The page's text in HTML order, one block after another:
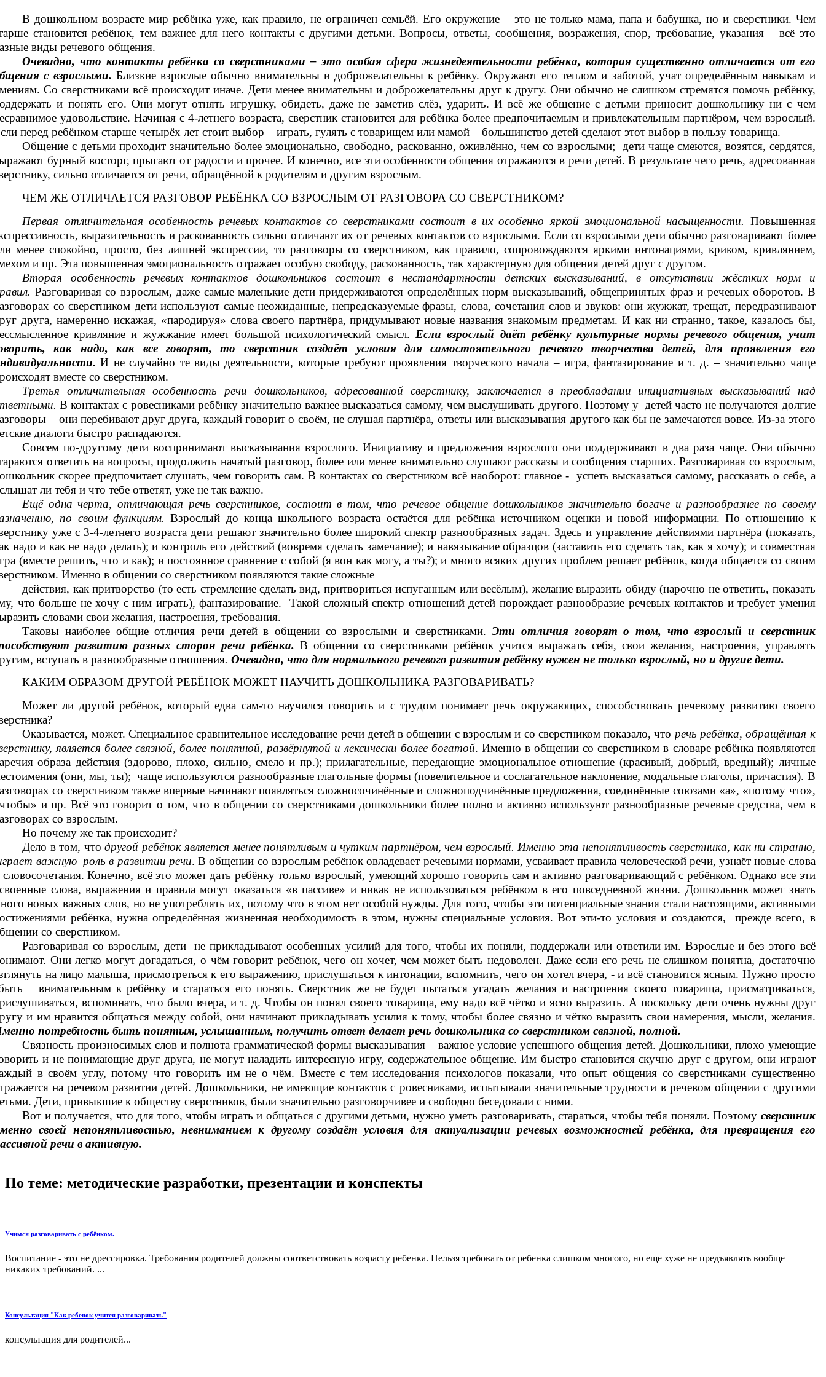
В дошкольном возрасте мир ребёнка уже, как правило, не ограничен семьёй. Его окружение – это не только мама, папа и бабушка, но и сверстники. Чем
становится ребёнок, тем важнее для него контакты с другими детьми. Вопросы, ответы, сообщения, возражения, спор, требование, указания – всё это
виды речевого общения.
Очевидно, что контакты ребёнка со сверстниками – это особая сфера жизнедеятельности ребёнка, которая существенно отличается от его
с взрослыми. Близкие взрослые обычно внимательны и доброжелательны к ребёнку. Окружают его теплом и заботой, учат определённым навыкам и
Со сверстниками всё происходит иначе. Дети менее внимательны и доброжелательны друг к другу. Они обычно не слишком стремятся помочь ребёнку,
и понять его. Они могут отнять игрушку, обидеть, даже не заметив слёз, ударить. И всё же общение с детьми приносит дошкольнику ни с чем
удовольствие. Начиная с 4-летнего возраста, сверстник становится для ребёнка более предпочитаемым и привлекательным партнёром, чем взрослый.
перед ребёнком старше четырёх лет стоит выбор – играть, гулять с товарищем или мамой – большинство детей сделают этот выбор в пользу товарища.
Общение с детьми проходит значительно более эмоционально, свободно, раскованно, оживлённо, чем со взрослыми; дети чаще смеются, возятся, сердятся,
бурный восторг, прыгают от радости и прочее. И конечно, все эти особенности общения отражаются в речи детей. В результате чего речь, адресованная
сильно отличается от речи, обращённой к родителям и другим взрослым.
ЧЕМ ЖЕ ОТЛИЧАЕТСЯ РАЗГОВОР РЕБЁНКА СО ВЗРОСЛЫМ ОТ РАЗГОВОРА СО СВЕРСТНИКОМ?
Первая отличительная особенность речевых контактов со сверстниками состоит в их особенно яркой эмоциональной насыщенности. Повышенная
выразительность и раскованность сильно отличают их от речевых контактов со взрослыми. Если со взрослыми дети обычно разговаривают более
менее спокойно, просто, без лишней экспрессии, то разговоры со сверстником, как правило, сопровождаются яркими интонациями, криком, кривлянием,
и пр. Эта повышенная эмоциональность отражает особую свободу, раскованность, так характерную для общения детей друг с другом.
Вторая особенность
речевых контактов дошкольников
состоит в нестандартности детских высказываний, в отсутствии жёстких норм и
Разговаривая со взрослым, даже самые маленькие дети придерживаются определённых норм высказываний, общепринятых фраз и речевых оборотов. В
со сверстником дети используют самые неожиданные, непредсказуемые фразы, слова, сочетания слов и звуков: они жужжат, трещат, передразнивают
друга, намеренно искажая, «пародируя» слова своего партнёра, придумывают новые названия знакомым предметам. И как ни странно, такое, казалось бы,
кривляние и жужжание имеет большой психологический смысл. Если взрослый даёт ребёнку культурные нормы речевого общения, учит
как надо, как все говорят, то сверстник создаёт условия для самостоятельного речевого творчества детей, для проявления его
И не случайно те виды деятельности, которые требуют проявления творческого начала – игра, фантазирование и т. д. – значительно чаще
вместе со сверстником.
Третья отличительная особенность
речи дошкольников, адресованной сверстнику, заключается в преобладании инициативных высказываний над
В контактах с ровесниками ребёнку значительно важнее высказаться самому, чем выслушивать другого. Поэтому у детей часто не получаются долгие
– они перебивают друг друга, каждый говорит о своём, не слушая партнёра, ответы или высказывания другого как бы не замечаются вовсе. Из-за этого
диалоги быстро распадаются.
Совсем по-другому дети воспринимают высказывания взрослого. Инициативу и предложения взрослого они поддерживают в два раза чаще. Они обычно
ответить на вопросы, продолжить начатый разговор, более или менее внимательно слушают рассказы и сообщения старших. Разговаривая со взрослым,
скорее предпочитает слушать, чем говорить сам. В контактах со сверстником всё наоборот: главное - успеть высказаться самому, рассказать о себе, а
ли тебя и что тебе ответят, уже не так важно.
Ещё одна черта, отличающая речь сверстников, состоит в том, что речевое общение дошкольников значительно богаче и разнообразнее по своему
по своим функциям.Взрослый до конца школьного возраста остаётся для ребёнка источником оценки и новой информации. По отношению к
уже с 3-4-летнего возраста дети решают значительно более широкий спектр разнообразных задач. Здесь и управление действиями партнёра (показать,
надо и как не надо делать); и контроль его действий (вовремя сделать замечание); и навязывание образцов (заставить его сделать так, как я хочу); и совместная
(вместе решить, что и как); и постоянное сравнение с собой (я вон как могу, а ты?); и много всяких других проблем решает ребёнок, когда общается со своим
Именно в общении со сверстником появляются такие сложные
действия, как притворство (то есть стремление сделать вид, притвориться испуганным или весёлым), желание выразить обиду (нарочно не ответить, показать
что больше не хочу с ним играть), фантазирование. Такой сложный спектр отношений детей порождает разнообразие речевых контактов и требует умения
словами свои желания, настроения, требования.
Таковы наиболее общие отличия речи детей в общении со взрослыми и сверстниками.Эти отличия говорят о том, что взрослый и сверстник
развитию разных сторон речи ребёнка. В общении со сверстниками ребёнок учится выражать себя, свои желания, настроения, управлять
вступать в разнообразные отношения.Очевидно, что для нормального речевого развития ребёнку нужен не только взрослый, но и другие дети.
КАКИМ ОБРАЗОМ ДРУГОЙ РЕБЁНОК МОЖЕТ НАУЧИТЬ ДОШКОЛЬНИКА РАЗГОВАРИВАТЬ?
Может ли другой ребёнок, который едва сам-то научился говорить и с трудом понимает речь окружающих, способствовать речевому развитию своего
Оказывается, может. Специальное сравнительное исследование речи детей в общении с взрослым и со сверстником показало, что речь ребёнка, обращённая к
является более связной, более понятной, развёрнутой и лексически более богатой. Именно в общении со сверстником в словаре ребёнка появляются
образа действия (здорово, плохо, сильно, смело и пр.); прилагательные, передающие эмоциональное отношение (красивый, добрый, вредный); личные
(они, мы, ты); чаще используются разнообразные глагольные формы (повелительное и сослагательное наклонение, модальные глаголы, причастия). В
со сверстником также впервые начинают появляться сложносочинённые и сложноподчинённые предложения, соединённые союзами «а», «потому что»,
и пр. Всё это говорит о том, что в общении со сверстниками дошкольники более полно и активно используют разнообразные речевые средства, чем в
со взрослым.
Но почему же так происходит?
Дело в том, чтодругой ребёнок является менее понятливым и чутким партнёром, чем взрослый. Именно эта непонятливость сверстника, как ни странно,
важную роль в развитии речи. В общении со взрослым ребёнок овладевает речевыми нормами, усваивает правила человеческой речи, узнаёт новые слова
словосочетания. Конечно, всё это может дать ребёнку только взрослый, умеющий хорошо говорить сам и активно разговаривающий с ребёнком. Однако все эти
слова, выражения и правила могут оказаться «в пассиве» и никак не использоваться ребёнком в его повседневной жизни. Дошкольник может знать
новых важных слов, но не употреблять их, потому что в этом нет особой нужды. Для того, чтобы эти потенциальные знания стали настоящими, активными
ребёнка, нужна определённая жизненная необходимость в этом, нужны специальные условия. Вот эти-то условия и создаются, прежде всего, в
со сверстником.
Разговаривая со взрослым, дети не прикладывают особенных усилий для того, чтобы их поняли, поддержали или ответили им. Взрослые и без этого всё
Они легко могут догадаться, о чём говорит ребёнок, чего он хочет, чем может быть недоволен. Даже если его речь не слишком понятна, достаточно
на лицо малыша, присмотреться к его выражению, прислушаться к интонации, вспомнить, чего он хотел вчера, - и всё становится ясным. Нужно просто
внимательным к ребёнку и стараться его понять. Сверстник же не будет пытаться угадать желания и настроения своего товарища, присматриваться,
вспоминать, что было вчера, и т. д. Чтобы он понял своего товарища, ему надо всё чётко и ясно выразить. А поскольку дети очень нужны друг
и им нравится общаться между собой, они начинают прикладывать усилия к тому, чтобы более связно и чётко выразить свои намерения, мысли, желания.
потребность быть понятым, услышанным, получить ответ делает речь дошкольника со сверстником связной, полной.
Связность произносимых слов и полнота грамматической формы высказывания – важное условие успешного общения детей. Дошкольники, плохо умеющие
и не понимающие друг друга, не могут наладить интересную игру, содержательное общение. Им быстро становится скучно друг с другом, они играют
в своём углу, потому что говорить им не о чём. Вместе с тем исследования психологов показали, что опыт общения со сверстниками существенно
на речевом развитии детей. Дошкольники, не имеющие контактов с ровесниками, испытывали значительные трудности в речевом общении с другими
Дети, привыкшие к обществу сверстников, были значительно разговорчивее и свободно беседовали с ними.
Вот и получается, что для того, чтобы играть и общаться с другими детьми, нужно уметь разговаривать, стараться, чтобы тебя поняли. Поэтому сверстник
своей непонятливостью, невниманием к другому создаёт условия для актуализации речевых возможностей ребёнка, для превращения его
речи в активную.
По теме: методические разработки, презентации и конспекты
Учимся разговаривать с ребёнком.
Воспитание - это не дрессировка. Требования родителей должны соответствовать возрасту ребенка. Нельзя требовать от ребенка слишком многого, но еще хуже не предъявлять вообще
никаких требований. ...
Консультация "Как ребенок учится разговаривать"
консультация для родителей...